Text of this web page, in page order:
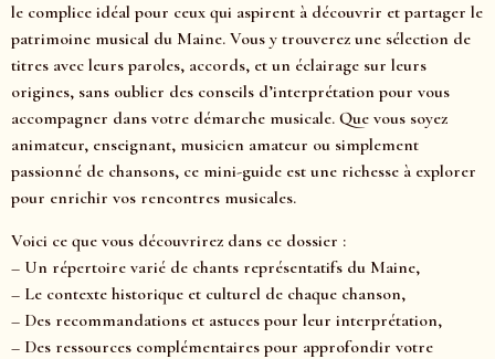
le complice idéal pour ceux qui aspirent à découvrir et partager le
patrimoine musical du Maine. Vous y trouverez une sélection de
titres avec leurs paroles, accords, et un éclairage sur leurs
origines, sans oublier des conseils d’interprétation pour vous
accompagner dans votre démarche musicale. Que vous soyez
animateur, enseignant, musicien amateur ou simplement
passionné de chansons, ce mini-guide est une richesse à explorer
pour enrichir vos rencontres musicales.
Voici ce que vous découvrirez dans ce dossier :
– Un répertoire varié de chants représentatifs du Maine,
– Le contexte historique et culturel de chaque chanson,
– Des recommandations et astuces pour leur interprétation,
– Des ressources complémentaires pour approfondir votre